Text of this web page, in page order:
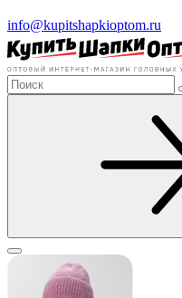
info@kupitshapkioptom.ru